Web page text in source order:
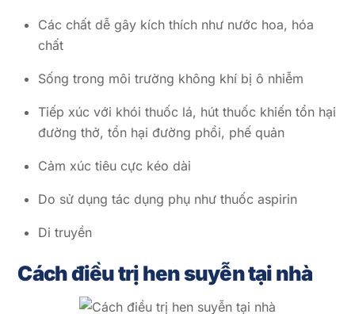
Các chất dễ gây kích thích như nước hoa, hóa
chất
Sống trong môi trường không khí bị ô nhiễm
Tiếp xúc với khói thuốc lá, hút thuốc khiến tổn hại
đường thở, tổn hại đường phổi, phế quản
Cảm xúc tiêu cực kéo dài
Do sử dụng tác dụng phụ như thuốc aspirin
Di truyền
Cách điều trị hen suyễn tại nhà